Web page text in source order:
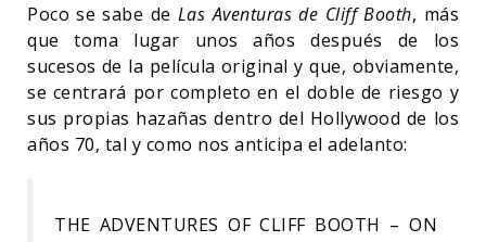
Poco se sabe de Las Aventuras de Cliff Booth, más
que toma lugar unos años después de los
sucesos de la película original y que, obviamente,
se centrará por completo en el doble de riesgo y
sus propias hazañas dentro del Hollywood de los
años 70, tal y como nos anticipa el adelanto:
THE ADVENTURES OF CLIFF BOOTH – ON